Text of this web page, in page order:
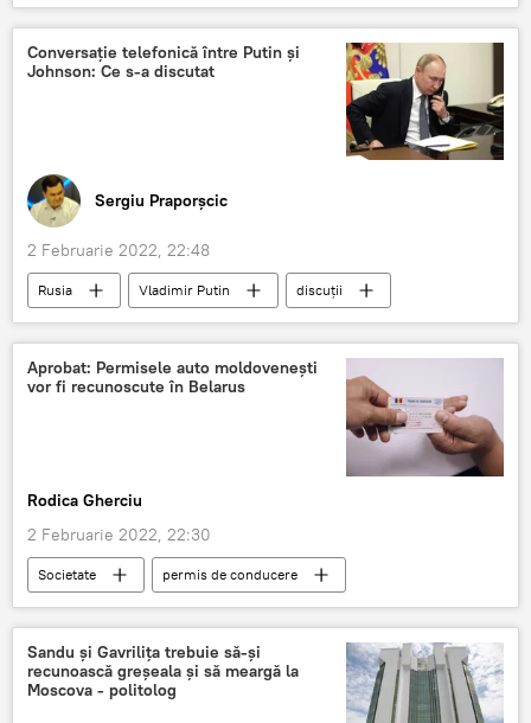
Medicament
proteine
COVID-19
Omicron
Conversație telefonică între Putin și
Johnson: Ce s-a discutat
Sergiu Praporșcic
2 Februarie 2022, 22:48
Rusia Vladimir Putin
discuții
telefon
Boris Johnson
Aprobat: Permisele auto moldovenești
vor fi recunoscute în Belarus
Rodica Gherciu
2 Februarie 2022, 22:30
Societate
permis de conducere
permis
Belarus Moldova-Belarus
Sandu și Gavrilița trebuie să-și
recunoască greșeala și să meargă la
Moscova - politolog